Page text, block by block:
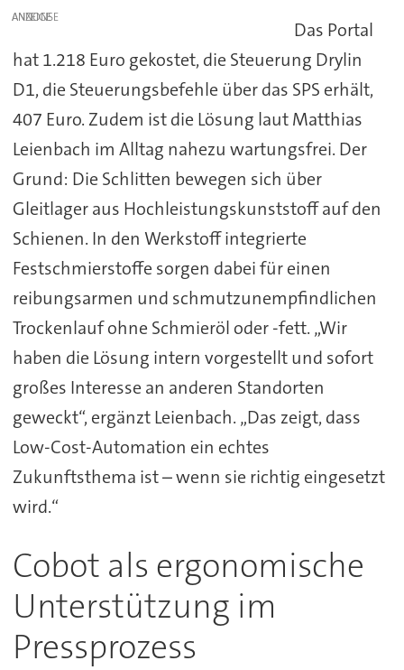
ANZEIGE
Das Portal
hat 1.218 Euro gekostet, die Steuerung Drylin
D1, die Steuerungsbefehle über das SPS erhält,
407 Euro. Zudem ist die Lösung laut Matthias
Leienbach im Alltag nahezu wartungsfrei. Der
Grund: Die Schlitten bewegen sich über
Gleitlager aus Hochleistungskunststoff auf den
Schienen. In den Werkstoff integrierte
Festschmierstoffe sorgen dabei für einen
reibungsarmen und schmutzunempfindlichen
Trockenlauf ohne Schmieröl oder -fett. „Wir
haben die Lösung intern vorgestellt und sofort
großes Interesse an anderen Standorten
geweckt“, ergänzt Leienbach. „Das zeigt, dass
Low-Cost-Automation ein echtes
Zukunftsthema ist – wenn sie richtig eingesetzt
wird.“
Cobot als ergonomische
Unterstützung im
Pressprozess